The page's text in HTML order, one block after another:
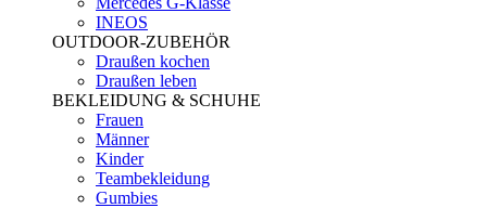
INEOS
OUTDOOR-ZUBEHÖR
Draußen kochen
Draußen leben
BEKLEIDUNG & SCHUHE
Frauen
Männer
Kinder
Teambekleidung
Gumbies